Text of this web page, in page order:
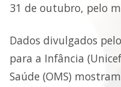
31 de outubro, pelo
Dados divulgados
para a Infância
Saúde (OMS)